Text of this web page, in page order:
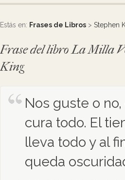
Estás en: Frases de Libros > Stephen
Frase del libro La Milla
King
Nos guste o
cura todo. El
lleva todo y al
queda